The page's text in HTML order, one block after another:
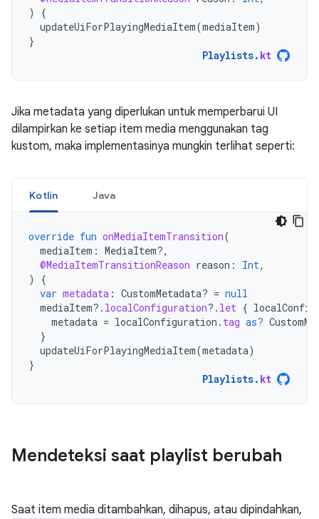
)
{
updateUiForPlayingMediaItem(mediaItem)
}
Playlists. kt
Jika metadata yang diperlukan untuk memperbarui UI
dilampirkan ke setiap item media menggunakan tag
kustom, maka implementasinya mungkin terlihat seperti:
Kotlin Java
override fun onMediaItemTransition(
mediaItem : MediaItem?,
@MediaItemTransitionReason reason : Int,
)
{
var metadata : CustomMetadata? = null
mediaItem?. localConfiguration?. let {
metadata = localConfiguration . tag as?
}
updateUiForPlayingMediaItem(metadata)
}
Playlists. kt
Mendeteksi saat playlist berubah
Saat item media ditambahkan, dihapus, atau dipindahkan,